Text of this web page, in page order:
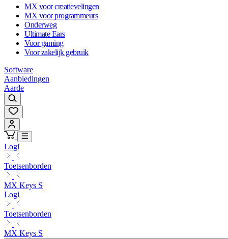
MX voor creatievelingen
MX voor programmeurs
Onderweg
Ultimate Ears
Voor gaming
Voor zakelijk gebruik
Software
Aanbiedingen
Aarde
Logi
Toetsenborden
MX Keys S
Logi
Toetsenborden
MX Keys S